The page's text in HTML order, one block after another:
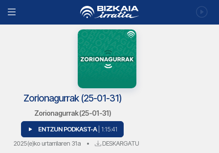
Zorionagurrak (25-01-31)
Zorionagurrak (25-01-31)
ENTZUN PODKAST-A | 1:15:41
2025(e)ko urtarrilaren 31a • DESKARGATU